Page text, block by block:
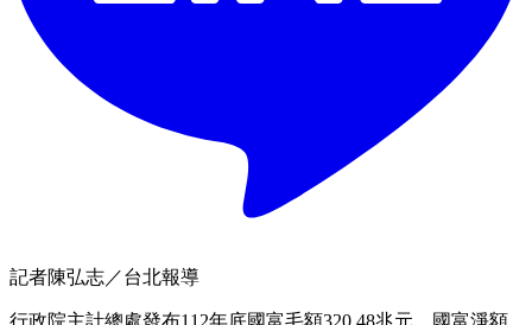
記者陳弘志／台北報導
行政院主計總處發布112年底國富毛額320.48兆元，國富淨額